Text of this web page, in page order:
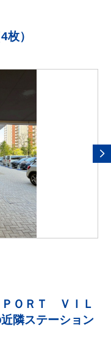
枚）
ＯＲＴ ＶＩＬ
隣ステーション